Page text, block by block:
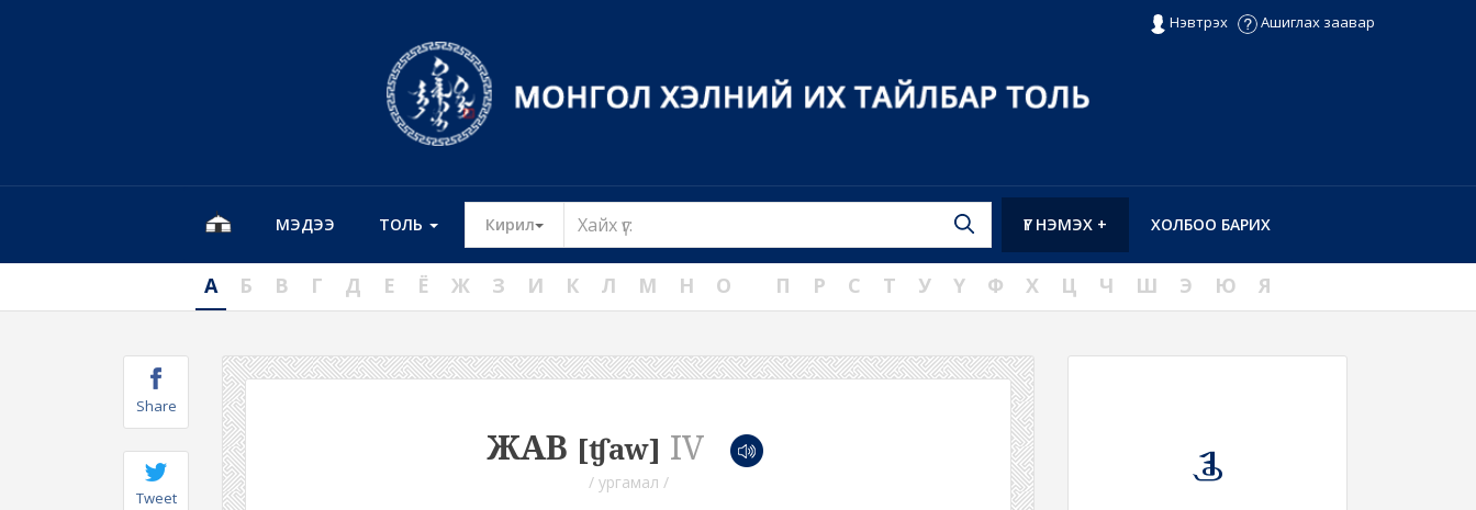
Нэвтрэх Ашиглах заавар
МЭДЭЭ ТОЛЬ Кирил Toggle Dropdown ХОЛБОО БАРИХ
ҮГ НЭМЭХ +
А Б В Г Д Е Ё Ж З И К Л М Н О П Р С Т У Ү Ф Х Ц Ч Ш Э Ю Я
Share
Tweet
ЖАВ [ʧaw] IV
/ ургамал /
ᠵᠠᠪ